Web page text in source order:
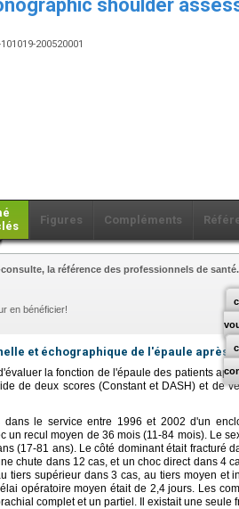
shoulder
200520001
Figures Compléments
la référence des professionnels de santé.
en bénéficier!
et échographique de l'épaule après
la fonction de l'épaule des patients
de deux scores (Constant et DASH) et de
dans le service entre 1996 et 2002 d'un
un recul moyen de 36 mois (11-84 mois). Le
(17-81 ans). Le côté dominant était fracturé
chute dans 12 cas, et un choc direct dans 4
tiers supérieur dans 3 cas, au tiers moyen et
opératoire moyen était de 2,4 jours. Les
complet et un partiel. Il existait une seule